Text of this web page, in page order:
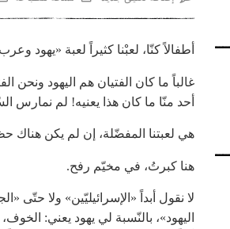
أطفالاً كنّا، لعبْنا كثيراً لعبة «يهود
غالباً ما كان الفتيان هم اليهود ونحن
أحد منّا ما كان هذا يعنيه! لم نمارس
هي لعبتنا المفضّلة، إن لم يكن هناك
هنا كبرتُ، في مخيّم رفح.
لا نقول أبداً «الإسرائيليّين» ولا حتّى
اليهود»، بالنّسبة لي يهود يعني: